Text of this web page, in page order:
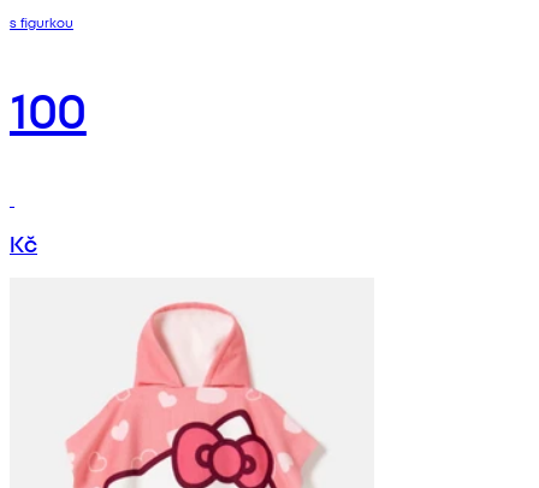
s figurkou
100
Kč